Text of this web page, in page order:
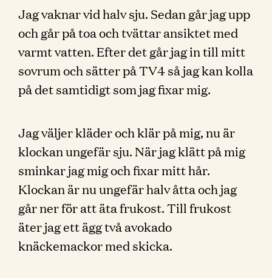
Jag vaknar vid halv sju. Sedan går jag upp
och går på toa och tvättar ansiktet med
varmt vatten. Efter det går jag in till mitt
sovrum och sätter på TV4 så jag kan kolla
på det samtidigt som jag fixar mig.
Jag väljer kläder och klär på mig, nu är
klockan ungefär sju. När jag klätt på mig
sminkar jag mig och fixar mitt hår.
Klockan är nu ungefär halv åtta och jag
går ner för att äta frukost. Till frukost
äter jag ett ägg två avokado
knäckemackor med skicka.